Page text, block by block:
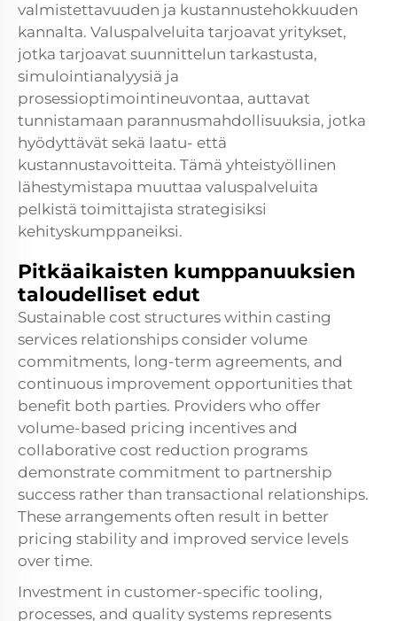
valmistettavuuden ja kustannustehokkuuden
kannalta. Valuspalveluita tarjoavat yritykset,
jotka tarjoavat suunnittelun tarkastusta,
simulointianalyysiä ja
prosessioptimointineuvontaa, auttavat
tunnistamaan parannusmahdollisuuksia, jotka
hyödyttävät sekä laatu- että
kustannustavoitteita. Tämä yhteistyöllinen
lähestymistapa muuttaa valuspalveluita
pelkistä toimittajista strategisiksi
kehityskumppaneiksi.
Pitkäaikaisten kumppanuuksien
taloudelliset edut
Sustainable cost structures within casting
services relationships consider volume
commitments, long-term agreements, and
continuous improvement opportunities that
benefit both parties. Providers who offer
volume-based pricing incentives and
collaborative cost reduction programs
demonstrate commitment to partnership
success rather than transactional relationships.
These arrangements often result in better
pricing stability and improved service levels
over time.
Investment in customer-specific tooling,
processes, and quality systems represents